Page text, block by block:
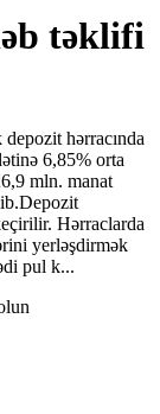
təklifi
hərracında
6,85% orta
mln. manat
Hərraclarda
yerləşdirmək
pul k...